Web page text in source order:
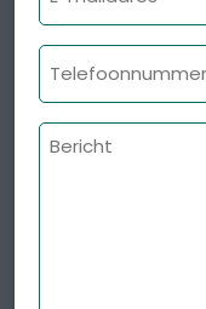
mailadres
Telefoonnummer
Bericht